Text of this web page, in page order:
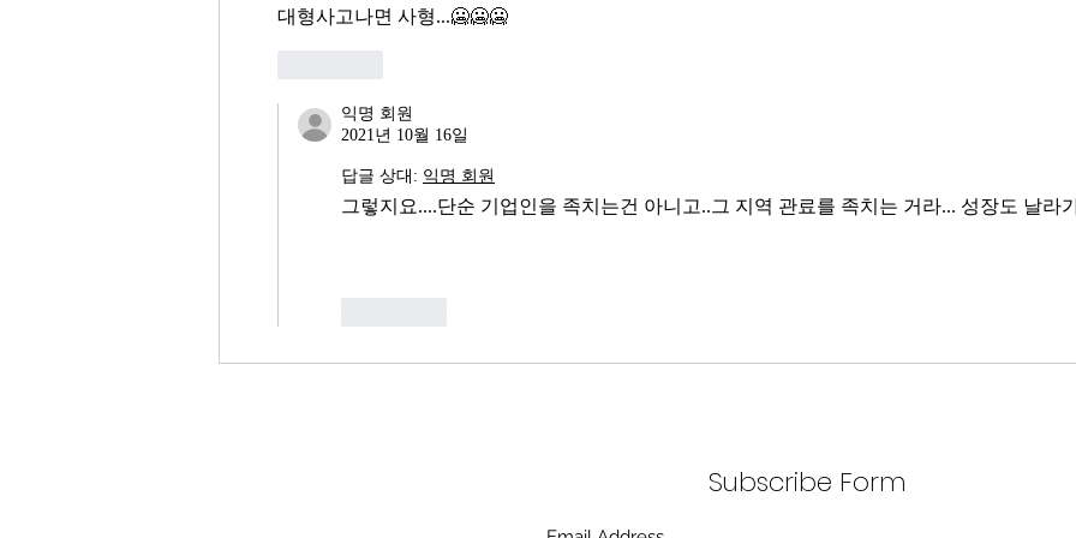
대형사고나면 사형...🥶🥶🥶
익명 회원
2021년 10월 16일
답글 상대: 익명 회원
그렇지요....단순 기업인을 족치는건 아니고..그 지역 관료를 족치는 거라... 성장도 날라
Subscribe Form